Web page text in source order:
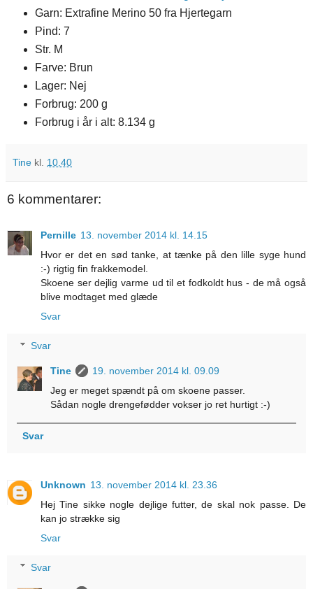
Garn: Extrafine Merino 50 fra Hjertegarn
Pind: 7
Str. M
Farve: Brun
Lager: Nej
Forbrug: 200 g
Forbrug i år i alt: 8.134 g
Tine kl. 10.40
6 kommentarer:
Pernille 13. november 2014 kl. 14.15
Hvor er det en sød tanke, at tænke på den lille syge hund
:-) rigtig fin frakkemodel.
Skoene ser dejlig varme ud til et fodkoldt hus - de må også
blive modtaget med glæde
Svar
Svar
Tine
19. november 2014 kl. 09.09
Jeg er meget spændt på om skoene passer.
Sådan nogle drengefødder vokser jo ret hurtigt :-)
Svar
Unknown 13. november 2014 kl. 23.36
Hej Tine sikke nogle dejlige futter, de skal nok passe. De
kan jo strække sig
Svar
Svar